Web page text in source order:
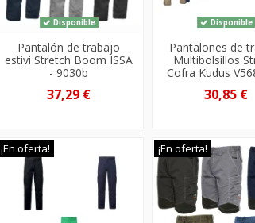
Disponible
Pantalón de trabajo
estivi Stretch Boom ISSA
- 9030b
37,29 €
Disponible
Pantalones de
Multibolsillos
Cofra Kudus
30,85 €
¡En oferta! ¡En oferta!